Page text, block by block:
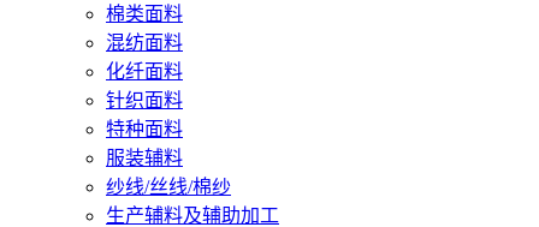
棉类面料
混纺面料
化纤面料
针织面料
特种面料
服装辅料
纱线/丝线/棉纱
生产辅料及辅助加工